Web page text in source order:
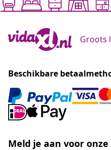
Groots
Beschikbare
Meld je aan voor